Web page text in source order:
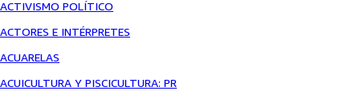
ACTIVISMO POLÍTICO
ACTORES E INTÉRPRETES
ACUARELAS
ACUICULTURA Y PISCICULTURA: PR